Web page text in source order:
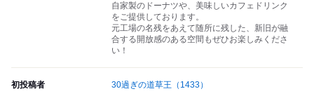
自家製のドーナツや、美味しいカフェドリンク
をご提供しております。
元工場の名残をあえて随所に残した、新旧が融
合する開放感のある空間もぜひお楽しみくださ
い！
初投稿者 30過ぎの道草王 （1433）